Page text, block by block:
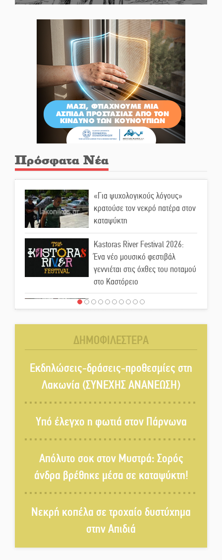
Πρόσφατα Νέα
«Για ψυχολογικούς λόγους»
κρατούσε τον νεκρό πατέρα στον
καταψύκτη
Kastoras River Festival 2026:
Ένα νέο μουσικό φεστιβάλ
γεννιέται στις όχθες του ποταμού
στο Καστόρειο
Τα ζάρια παίρνουν «φωτιά» στην
Αυθεντικό γλέντι με «Γιορτή
Βραστού» στη Σοχά
Το τελεφερίκ της Μονεμβασιάς
στο τραπέζι του δημόσιου
διαλόγου
Πολιτισμός και παράδοση δίνουν
ραντεβού στην Αγόριανη
δυναμικό καλοκαιρινό party
Διακοπή μαθημάτων στο
ΔΗΜΟΦΙΛΕΣΤΕΡΑ
Εκδηλώσεις-δράσεις-προθεσμίες στη
Λακωνία (ΣΥΝΕΧΗΣ ΑΝΑΝΕΩΣΗ)
Υπό έλεγχο η φωτιά στον Πάρνωνα
Απόλυτο σοκ στον Μυστρά: Σορός
άνδρα βρέθηκε μέσα σε καταψύκτη!
Νεκρή κοπέλα σε τροχαίο δυστύχημα
στην Απιδιά